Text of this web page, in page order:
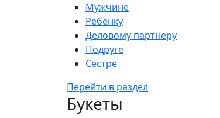
Мужчине
Ребенку
Деловому партнеру
Подруге
Сестре
Перейти в раздел
Букеты